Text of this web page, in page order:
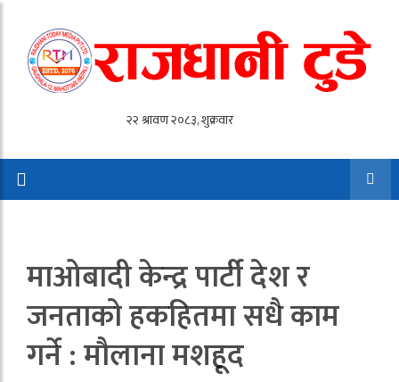
माओबादी केन्द्र पार्टी देश र
जनताको हकहितमा सधै काम
गर्ने : मौलाना मशहूद